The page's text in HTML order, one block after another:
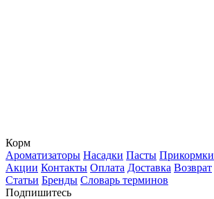
Корм
Ароматизаторы Насадки Пасты Прикормки
Акции Контакты Оплата Доставка Возврат
Статьи Бренды Словарь терминов
Подпишитесь